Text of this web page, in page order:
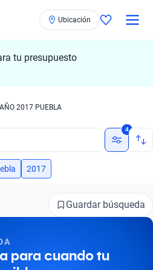
Ubicación
tu presupuesto
2017 PUEBLA
4
2017
Guardar búsqueda
para cuando tu